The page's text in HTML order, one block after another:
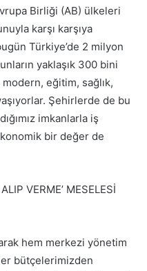
Birliği (AB) ülkeleri
karşı karşıya
Türkiye’de 2 milyon
yaklaşık 300 bini
modern, eğitim, sağlık,
Şehirlerde de bu
imkanlarla iş
bir değer de
VERME’ MESELESİ
hem merkezi yönetim
bütçelerimizden